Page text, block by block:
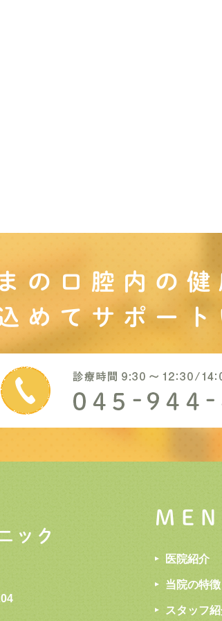
の口腔内の 健
めてサポート
医院紹介
当院の特徴
スタッフ